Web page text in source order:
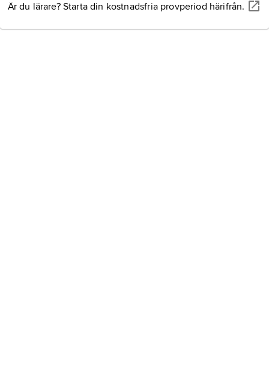
Är du lärare? Starta din kostnadsfria provperiod härifrån.